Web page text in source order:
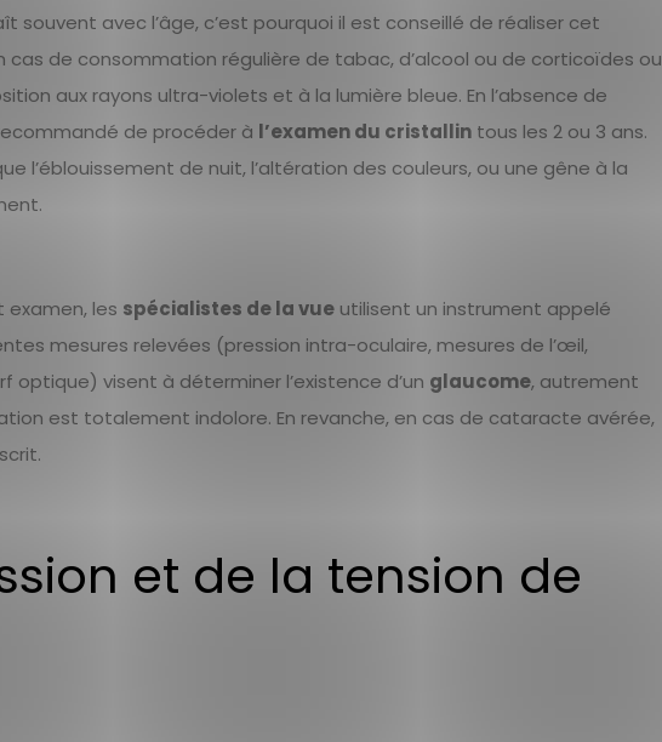
souvent avec l’âge, c’est pourquoi il est conseillé de réaliser cet
cas de consommation régulière de tabac, d’alcool ou de corticoïdes ou
aux rayons ultra-violets et à la lumière bleue. En l’absence de
de procéder à l’examen du cristallin tous les 2 ou 3 ans.
l’éblouissement de nuit, l’altération des couleurs, ou une gêne à la
examen, les spécialistes de la vue utilisent un instrument appelé
mesures relevées (pression intra-oculaire, mesures de l’œil,
visent à déterminer l’existence d’un glaucome, autrement
est totalement indolore. En revanche, en cas de cataracte avérée,
et de la tension de